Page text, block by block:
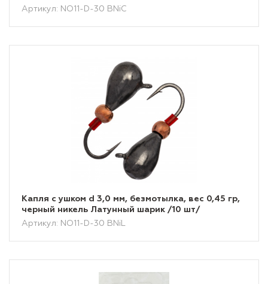
Артикул: NO11-D-30 BNiC
Капля с ушком d 3,0 мм, безмотылка, вес 0,45 гр,
черный никель Латунный шарик /10 шт/
Артикул: NO11-D-30 BNiL